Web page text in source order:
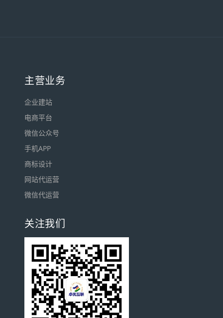
主营业务
企业建站
电商平台
微信公众号
手机APP
商标设计
网站代运营
微信代运营
关注我们